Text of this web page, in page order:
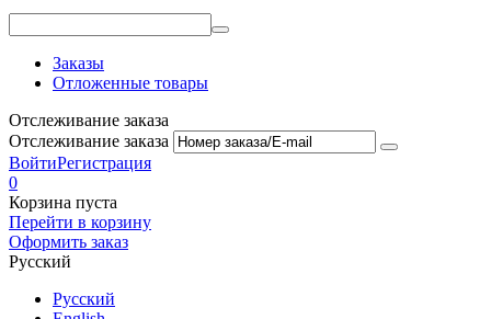
Заказы
Отложенные товары
Отслеживание заказа
Отслеживание заказа
ВойтиРегистрация
0
Корзина пуста
Перейти в корзину
Оформить заказ
Русский
Русский